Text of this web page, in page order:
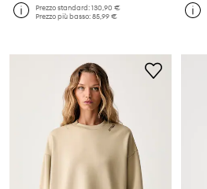
Prezzo standard:130,90 €
Prezzo più basso:85,99 €